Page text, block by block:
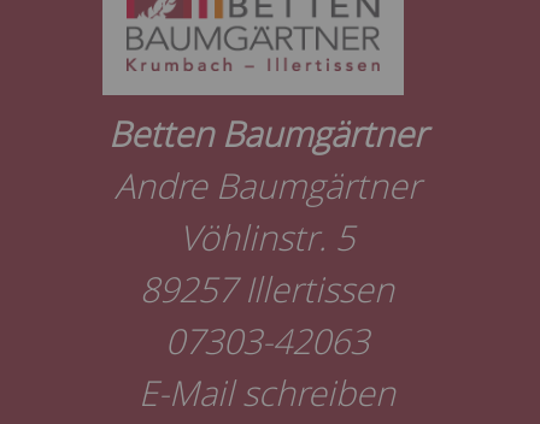
Betten Baumgärtner
Andre Baumgärtner
Vöhlinstr. 5
89257 Illertissen
07303-42063
E-Mail schreiben